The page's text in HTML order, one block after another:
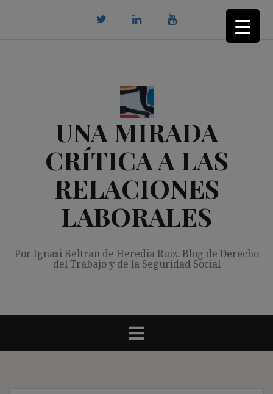
UNA MIRADA
CRÍTICA A LAS
RELACIONES
LABORALES
Por Ignasi Beltran de Heredia Ruiz. Blog de Derecho
del Trabajo y de la Seguridad Social